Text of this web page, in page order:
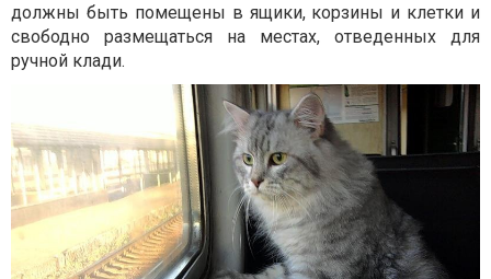
должны быть помещены в ящики, корзины и клетки и
свободно размещаться на местах, отведенных для
ручной клади.